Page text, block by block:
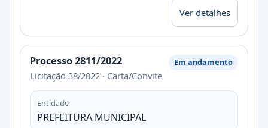
Ver detalhes
Processo 2811/2022
Licitação 38/2022 · Carta/Convite
Em andamento
Entidade
PREFEITURA MUNICIPAL